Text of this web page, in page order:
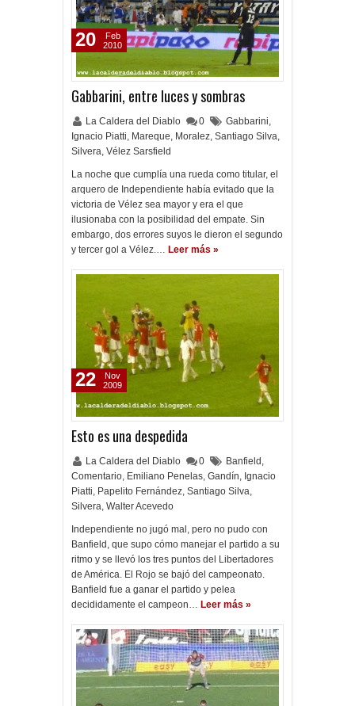
Gabbarini, entre luces y sombras
La Caldera del Diablo 0 Gabbarini,
Ignacio Piatti, Mareque, Moralez, Santiago Silva,
Silvera, Vélez Sarsfield
La noche que cumplía una rueda como titular, el
arquero de Independiente había evitado que la
victoria de Vélez sea mayor y era el que
ilusionaba con la posibilidad del empate. Sin
embargo, dos errores suyos le dieron el segundo
y tercer gol a Vélez.… Leer más »
20
Feb
2010
Esto es una despedida
La Caldera del Diablo 0 Banfield ,
Comentario, Emiliano Penelas, Gandín, Ignacio
Piatti, Papelito Fernández, Santiago Silva,
Silvera, Walter Acevedo
Independiente no jugó mal, pero no pudo con
Banfield, que supo cómo manejar el partido a su
ritmo y se llevó los tres puntos del Libertadores
de América. El Rojo se bajó del campeonato.
Banfield fue a ganar el partido y pelea
decididamente el campeon… Leer más »
22
Nov
2009